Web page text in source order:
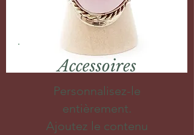
Accessoires
Personnalisez-le
entièrement.
Ajoutez le contenu